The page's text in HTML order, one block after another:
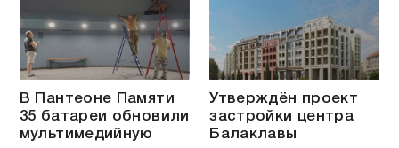
В Пантеоне Памяти
35 батареи обновили
мультимедийную
Утверждён проект
застройки центра
Балаклавы